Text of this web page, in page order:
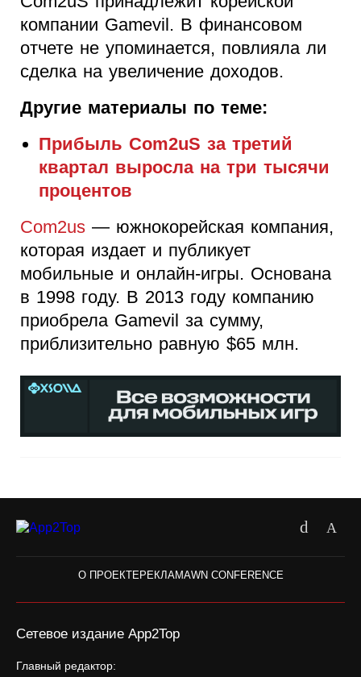
компании Gamevil. В финансовом
отчете не упоминается, повлияла ли
сделка на увеличение доходов.
Другие материалы по теме:
Прибыль Com2uS за третий
квартал выросла на три тысячи
процентов
Com2us — южнокорейская компания,
которая издает и публикует
мобильные и онлайн-игры. Основана
в 1998 году. В 2013 году компанию
приобрела Gamevil за сумму,
приблизительно равную $65 млн.
О ПРОЕКТЕРЕКЛАМАWN CONFERENCE
Сетевое издание App2Top
Главный редактор: